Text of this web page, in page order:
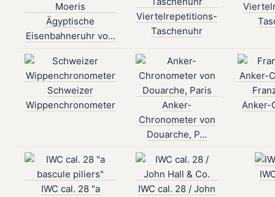
Ägyptische
Eisenbahneruhr vo...
Viertelrepetitions-
Taschenuhr
Schweizer
Wippenchronometer
Anker-
Chronometer von
Douarche, P...
Anker-
IWC cal. 28 "a
IWC cal. 28 / John